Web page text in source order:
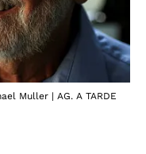
Muller | AG. A TARDE